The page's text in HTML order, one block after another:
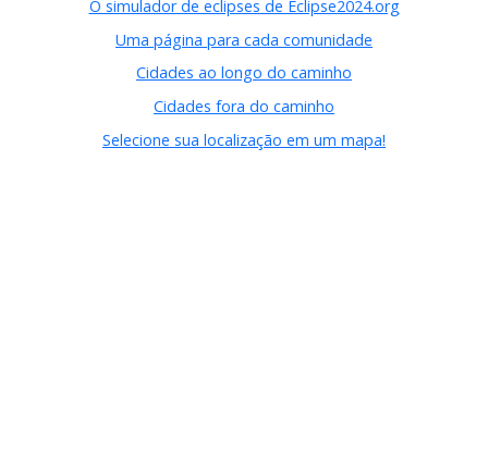
O simulador de eclipses de Eclipse2024.org
Uma página para cada comunidade
Cidades ao longo do caminho
Cidades fora do caminho
Selecione sua localização em um mapa!